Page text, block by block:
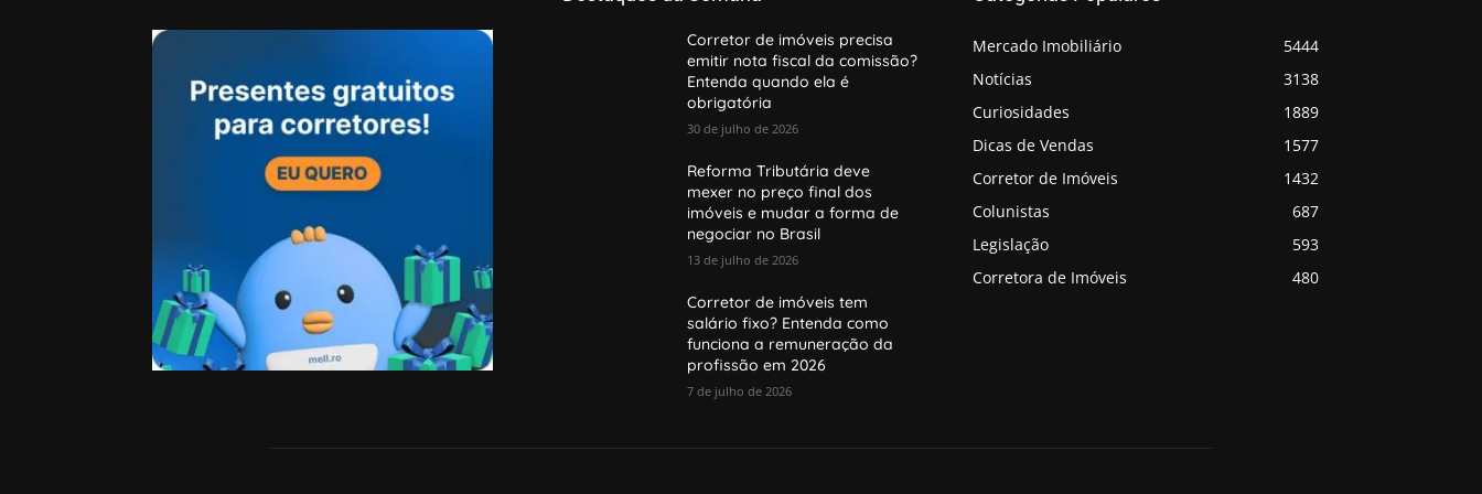
Corretor de imóveis precisa
emitir nota fiscal da comissão?
Entenda quando ela é
obrigatória
30 de julho de 2026
Reforma Tributária deve
mexer no preço final dos
imóveis e mudar a forma de
negociar no Brasil
13 de julho de 2026
Corretor de imóveis tem
salário fixo? Entenda como
funciona a remuneração da
profissão em 2026
7 de julho de 2026
Mercado Imobiliário
5444
Notícias
3138
Curiosidades
1889
Dicas de Vendas
1577
Corretor de Imóveis
1432
Colunistas
687
Legislação
593
Corretora de Imóveis
480